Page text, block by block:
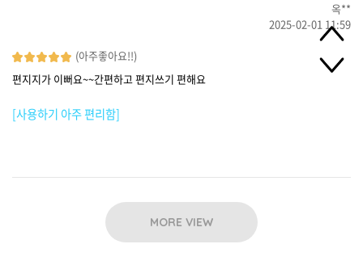
옥**
2025-02-01 11:59
(아주좋아요!!)
편지지가 이뻐요~~간편하고 편지쓰기 편해요
[사용하기 아주 편리함]
MORE VIEW